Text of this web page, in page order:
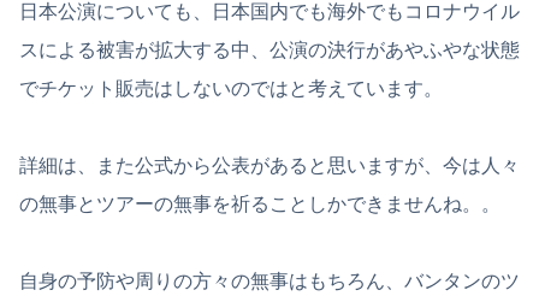
日本公演についても、日本国内でも海外でもコロナウイル
スによる被害が拡大する中、公演の決行があやふやな状態
でチケット販売はしないのではと考えています。
詳細は、また公式から公表があると思いますが、今は人々
の無事とツアーの無事を祈ることしかできませんね。。
自身の予防や周りの方々の無事はもちろん、バンタンのツ